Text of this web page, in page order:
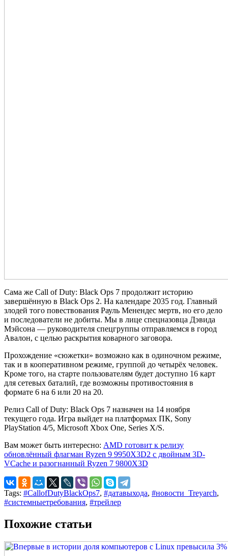
Сама же Call of Duty: Black Ops 7 продолжит историю
завершённую в Black Ops 2. На календаре 2035 год. Главный
злодей того повествования Рауль Менендес мертв, но его дело
и последователи не добиты. Мы в лице спецназовца Дэвида
Мэйсона — руководителя спецгруппы отправляемся в город
Авалон, с целью раскрытия коварного заговора.
Прохождение «сюжетки» возможно как в одиночном режиме,
так и в кооперативном режиме, группой до четырёх человек.
Кроме того, на старте пользователям будет доступно 16 карт
для сетевых баталий, где возможны противостояния в
формате 6 на 6 или 20 на 20.
Релиз Call of Duty: Black Ops 7 назначен на 14 ноября
текущего года. Игра выйдет на платформах ПК, Sony
PlayStation 4/5, Microsoft Xbox One, Series X/S.
Вам может быть интересно: AMD готовит к релизу
обновлённый флагман Ryzen 9 9950X3D2 с двойным 3D-
VCache и разогнанный Ryzen 7 9800X3D
Tags: #CallofDutyBlackOps7, #датавыхода, #новости_Treyarch,
#системныетребования, #трейлер
Похожие статьи